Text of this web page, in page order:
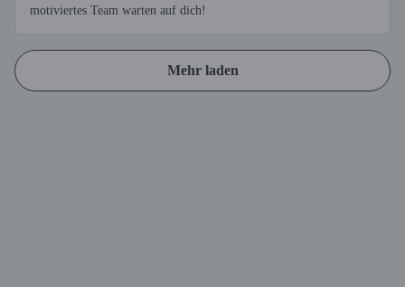
motiviertes Team warten auf dich!
Mehr laden